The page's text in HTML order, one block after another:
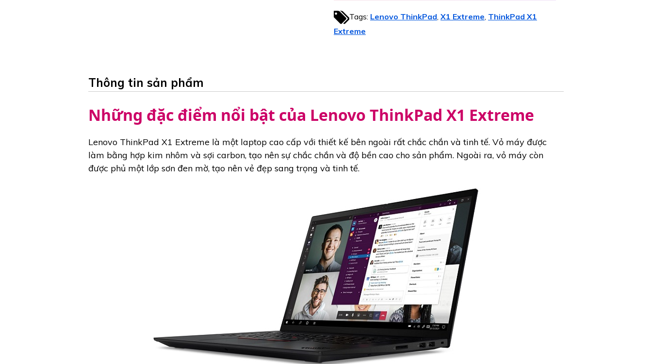
Tags: Lenovo ThinkPad X1 Extreme ThinkPad X1
Extreme
Thông tin sản phẩm
Những đặc điểm nổi bật của Lenovo ThinkPad X1 Extreme
Lenovo ThinkPad X1 Extreme là một laptop cao cấp với thiết kế bên ngoài rất chắc chắn và tinh tế. Vỏ máy được
làm bằng hợp kim nhôm và sợi carbon, tạo nên sự chắc chắn và độ bền cao cho sản phẩm. Ngoài ra, vỏ máy còn
được phủ một lớp sơn đen mờ, tạo nên vẻ đẹp sang trọng và tinh tế.